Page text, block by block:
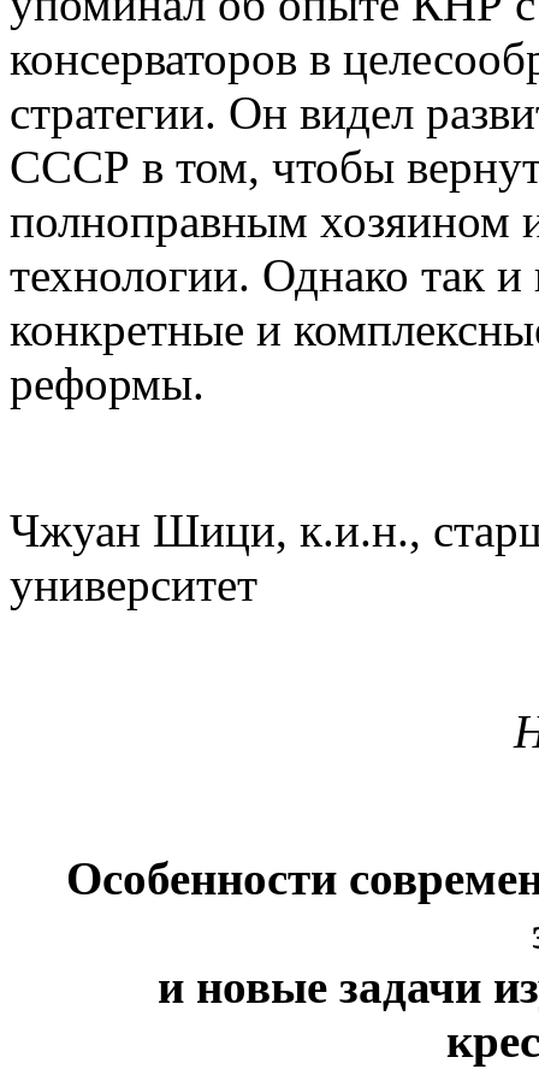
консерваторов в
стратегии. Он видел
СССР в том, чтобы
полноправным хозяином
технологии. Однако так
конкретные и
реформы.
Чжуан Шици, к.и.н.,
университет
Особенности
и новые задачи